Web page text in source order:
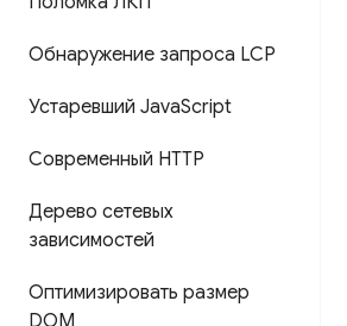
Обнаружение запроса LCP
Устаревший JavaScript
Современный HTTP
Дерево сетевых
зависимостей
Оптимизировать размер
DOM